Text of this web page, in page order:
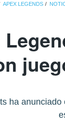
APEX LEGENDS
ha